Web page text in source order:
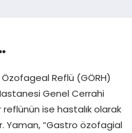
Özofageal Reflü (GÖRH)
Genel Cerrahi
ise hastalık olarak
Yaman, “Gastro özofagial